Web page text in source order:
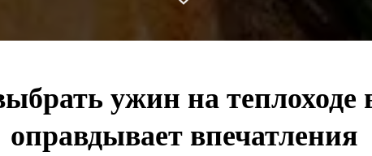
ужин на
оправдывает впечатления